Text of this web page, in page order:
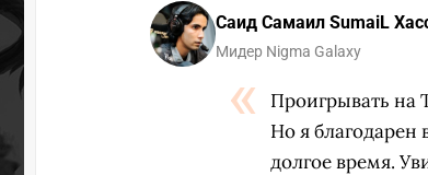
Саид Самаил SumaiL
Мидер Nigma Galaxy
Проигрывать на
Но я благодарен
долгое время.